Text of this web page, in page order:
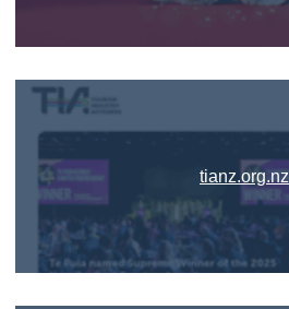
tianz.org.nz